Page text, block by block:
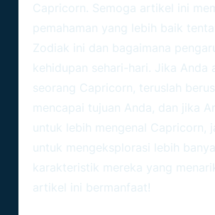
Capricorn. Semoga artikel ini
pemahaman yang lebih baik
Zodiak ini dan bagaimana
kehidupan sehari-hari. Jika Anda
seorang Capricorn, teruslah
mencapai tujuan Anda, dan jika
untuk lebih mengenal Capricorn,
untuk mengeksplorasi lebih
karakteristik mereka yang
artikel ini bermanfaat!